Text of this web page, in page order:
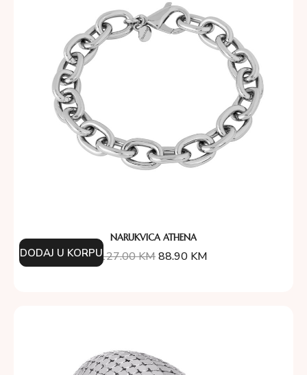
NARUKVICA ATHENA
127.00KM88.90 KM
DODAJ U KORPU